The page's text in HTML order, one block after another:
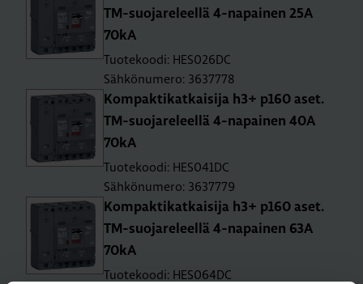
TM-suo­ja­re­leel­lä 4-na­pai­nen 25A
70kA
Tuotekoodi: HES026DC
Sähkönumero: 3637778
Kom­pak­ti­kat­kai­si­ja h3+ p160 aset.
TM-suo­ja­re­leel­lä 4-na­pai­nen 40A
70kA
Tuotekoodi: HES041DC
Sähkönumero: 3637779
Kom­pak­ti­kat­kai­si­ja h3+ p160 aset.
TM-suo­ja­re­leel­lä 4-na­pai­nen 63A
70kA
Tuotekoodi: HES064DC